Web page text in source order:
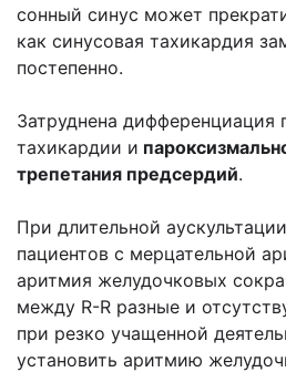
сонный синус может
как синусовая тахикардия
постепенно.
Затруднена дифференциация
тахикардии и
трепетания предсердий.
При длительной
пациентов с мерцательной
аритмия желудочковых
между R-R разные и
при резко учащенной
установить аритмию